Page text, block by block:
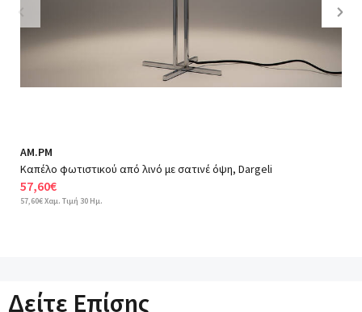
Previous
AM.PM
Καπέλο φωτιστικού από λινό με σατινέ όψη, Dargeli
57,60€
57,60€ Χαμ. Τιμή 30 Ημ.
Δείτε Επίσης